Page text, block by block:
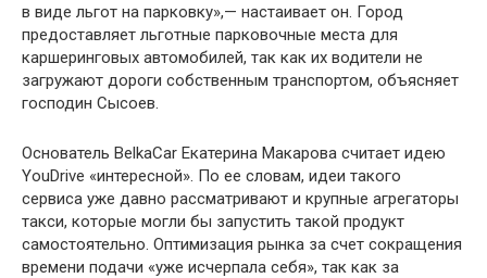
в виде льгот на парковку»,— настаивает он. Город
предоставляет льготные парковочные места для
каршеринговых автомобилей, так как их водители не
загружают дороги собственным транспортом, объясняет
господин Сысоев.
Основатель BelkaCar Екатерина Макарова считает идею
YouDrive «интересной». По ее словам, идеи такого
сервиса уже давно рассматривают и крупные агрегаторы
такси, которые могли бы запустить такой продукт
самостоятельно. Оптимизация рынка за счет сокращения
времени подачи «уже исчерпала себя», так как за